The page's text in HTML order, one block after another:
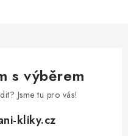
s výběrem
Jsme tu pro vás!
kliky.cz